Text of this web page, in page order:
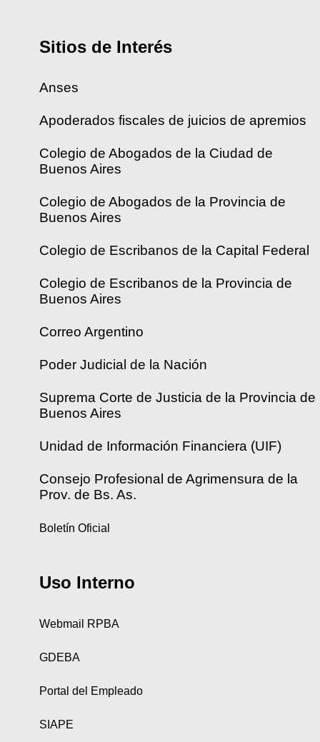
Sitios de Interés
Anses
Apoderados fiscales de juicios de apremios
Colegio de Abogados de la Ciudad de
Buenos Aires
Colegio de Abogados de la Provincia de
Buenos Aires
Colegio de Escribanos de la Capital Federal
Colegio de Escribanos de la Provincia de
Buenos Aires
Correo Argentino
Poder Judicial de la Nación
Suprema Corte de Justicia de la Provincia de
Buenos Aires
Unidad de Información Financiera (UIF)
Consejo Profesional de Agrimensura de la
Prov. de Bs. As.
Boletín Oficial
Uso Interno
Webmail RPBA
GDEBA
Portal del Empleado
SIAPE